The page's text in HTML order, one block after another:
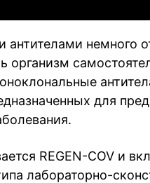
немного
организм
для
REGEN-COV и
лабораторно-